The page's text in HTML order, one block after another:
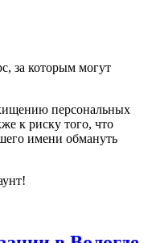
за которым могут
персональных
к риску того, что
имени обмануть